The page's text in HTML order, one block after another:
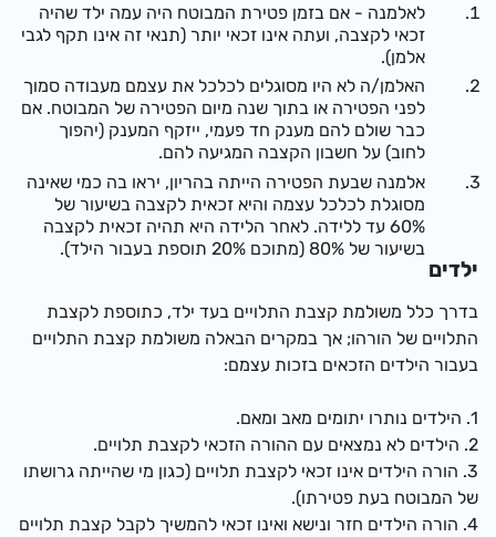
לאלמנה - אם בזמן פטירת המבוטח היה עמה ילד שהיה
זכאי לקצבה, ועתה אינו זכאי יותר (תנאי זה אינו תקף לגבי
אלמן).
האלמן/ה לא היו מסוגלים לכלכל את עצמם מעבודה סמוך
לפני הפטירה או בתוך שנה מיום הפטירה של המבוטח. אם
כבר שולם להם מענק חד פעמי, ייזקף המענק (יהפוך
לחוב) על חשבון הקצבה המגיעה להם.
אלמנה שבעת הפטירה הייתה בהריון, יראו בה כמי שאינה
מסוגלת לכלכל עצמה והיא זכאית לקצבה בשיעור של
60% עד ללידה. לאחר הלידה היא תהיה זכאית לקצבה
בשיעור של 80% (מתוכם 20% תוספת בעבור הילד).
ילדים
בדרך כלל משולמת קצבת התלויים בעד ילד, כתוספת לקצבת
התלויים של הורהו; אך במקרים הבאלה משולמת קצבת התלויים
בעבור הילדים הזכאים בזכות עצמם:
3. הורה הילדים אינו זכאי לקצבת תלויים (כגון מי שהייתה גרושתו
של המבוטח בעת פטירתו).
4. הורה הילדים חזר ונישא ואינו זכאי להמשיך לקבל קצבת תלויים